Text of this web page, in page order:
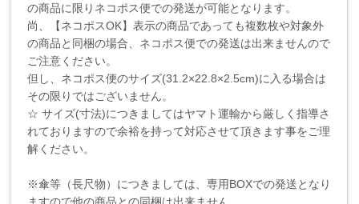
の商品に限りネコポス便での発送が可能となります。
尚、【ネコポスOK】表示の商品であっても複数枚や対象外
の商品と同梱の場合、ネコポス便での発送は出来ませんので
ご注意ください。
但し、ネコポス便のサイズ(31.2×22.8×2.5cm)に入る場合は
その限りではございません。
☆ サイズ(寸法)につきましてはヤマト運輸から厳しく指導さ
れておりますので余裕を持って対応させて頂きます事をご理
解ください。
※傘等（長尺物）につきましては、専用BOXでの発送となり
ますので他の商品との同梱は出来ません。